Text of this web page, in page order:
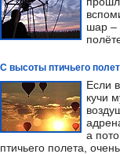
шар –
С высоты птичьего
Если
кучи
а
птичьего полета,